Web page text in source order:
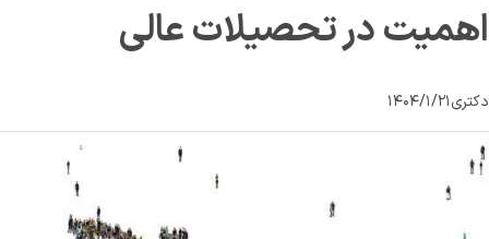
اهمیت در تحصیلات عالی
دکتری۱۴۰۴/۱/۲۱